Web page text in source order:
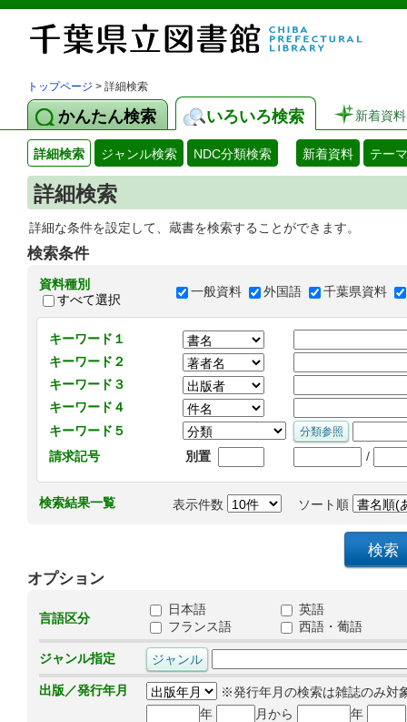
トップページ > 詳細検索
かんたん検索 いろいろ検索 新着資料
詳細検索 ジャンル検索 NDC分類検索 新着資料 テー
詳細検索
詳細な条件を設定して、蔵書を検索することができます。
検索条件
資料種別
すべて選択
一般資料 外国語 千葉県資料
キーワード１
キーワード２
キーワード３
キーワード４
キーワード５
請求記号
別置 /
検索結果一覧 表示件数 ソート順
オプション
言語区分
日本語
英語
フランス語
西語・葡語
ジャンル指定
出版／発行年月
※発行年月の検索は雑誌のみ対
年
月から 年